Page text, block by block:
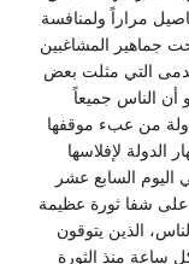
مراراً ولمنافسة
وفي أغسطس 1787 تصايحت جماهير المشاغبين
التي مثلت بعض
يقول "يبدو أن الناس جميعاً
من عبء موقفها
الدولة لإفلاسها
أضاف في اليوم السابع عشر
على شفا ثورة عظيمة
الذين يتوقون
ساعة منذ الثورة